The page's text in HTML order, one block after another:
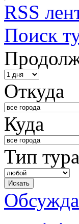
RSS
Поиск
Откуда
Куда
Тип тура